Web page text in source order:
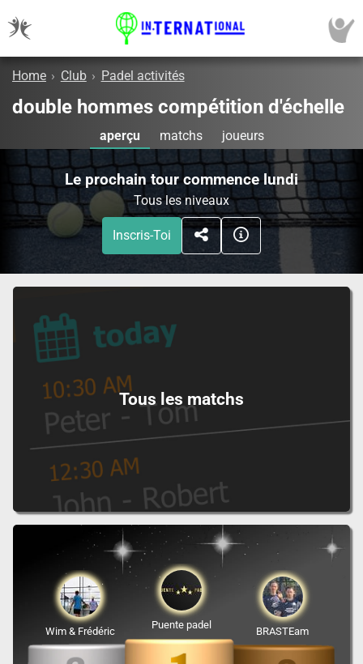
Home › Club › Padel activités
double hommes compétition d'échelle
aperçu matchs joueurs
Le prochain tour commence lundi
Tous les niveaux
Inscris-Toi
Tous les matchs
Puente padel
Wim & Frédéric BRASTEam